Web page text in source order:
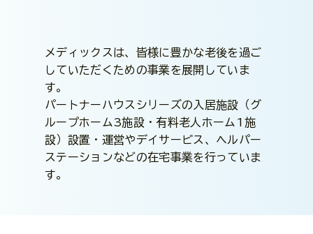
メディックスは、皆様に豊かな老後を過ご
していただくための事業を展開していま
す。
パートナーハウスシリーズの入居施設（グ
ループホーム3施設・有料老人ホーム1施
設）設置・運営やデイサービス、ヘルパー
ステーションなどの在宅事業を行っていま
す。